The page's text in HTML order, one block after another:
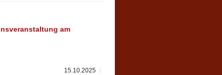
am
15.10.2025